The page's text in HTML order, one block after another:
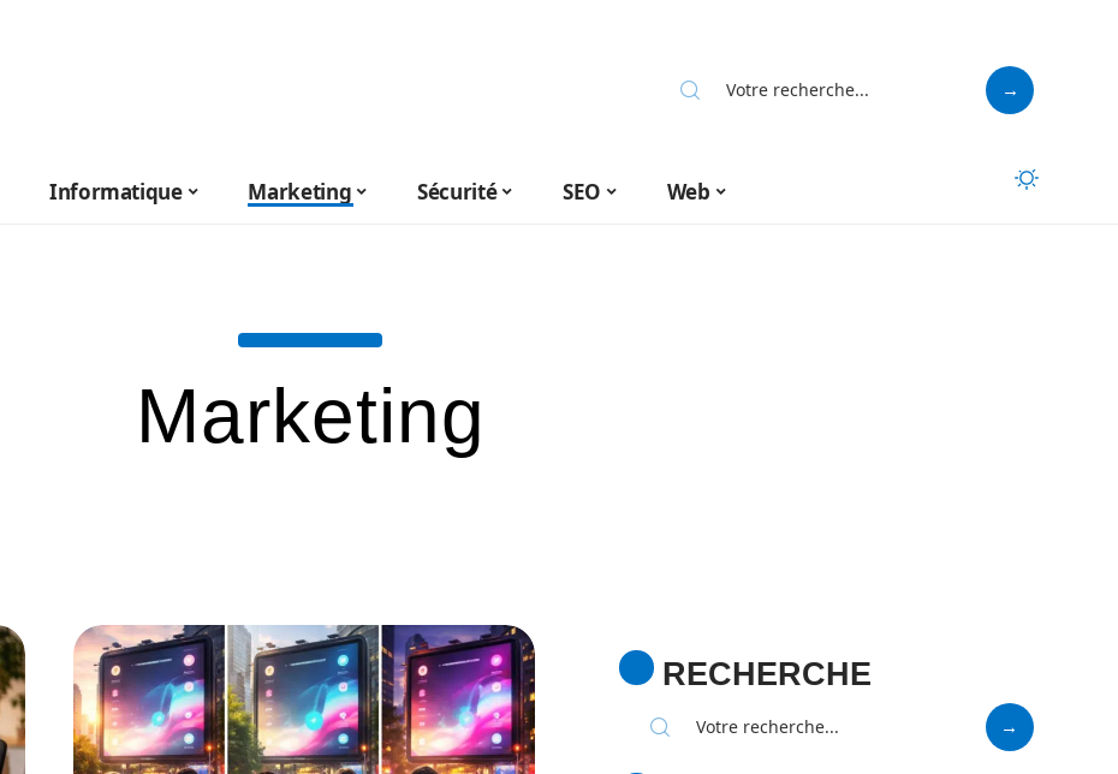
Informatique Marketing Sécurité SEO Web
Marketing
RECHERCHE